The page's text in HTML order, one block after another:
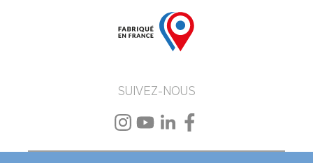
SUIVEZ-NOUS